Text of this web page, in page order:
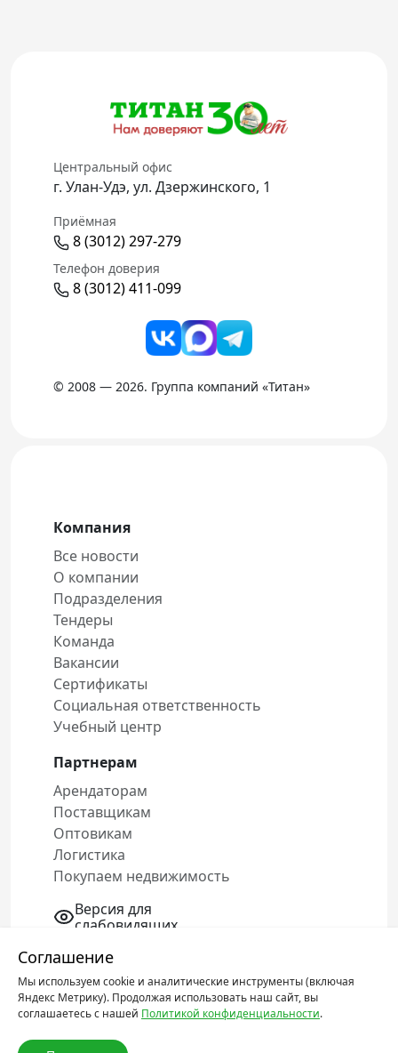
Соглашение
Мы используем cookie и аналитические инструменты (включая
Яндекс Метрику). Продолжая использовать наш сайт, вы
соглашаетесь с нашей Политикой конфиденциальности.
Центральный офис
г. Улан-Удэ, ул. Дзержинского, 1
Приёмная
8 (3012) 297-279
Телефон доверия
8 (3012) 411-099
© 2008 — 2026. Группа компаний «Титан»
Компания
Все новости
О компании
Подразделения
Тендеры
Команда
Вакансии
Сертификаты
Социальная ответственность
Учебный центр
Партнерам
Арендаторам
Поставщикам
Оптовикам
Логистика
Покупаем недвижимость
Версия для
слабовидящих
Политика конфиденциальности
Соглашение об обработке персональных
данных